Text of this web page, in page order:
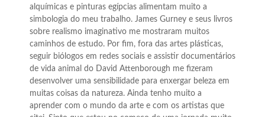
alquímicas e pinturas egípcias alimentam muito a
simbologia do meu trabalho. James Gurney e seus livros
sobre realismo imaginativo me mostraram muitos
caminhos de estudo. Por fim, fora das artes plásticas,
seguir biólogos em redes sociais e assistir documentários
de vida animal do David Attenborough me fizeram
desenvolver uma sensibilidade para enxergar beleza em
muitas coisas da natureza. Ainda tenho muito a
aprender com o mundo da arte e com os artistas que